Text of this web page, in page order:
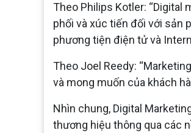
Theo Philips Kotler: “Digital
phối và xúc tiến đối với sản
phương tiện điện tử và
Theo Joel Reedy:
và mong muốn của khách
Nhìn chung, Digital
thương hiệu thông qua các